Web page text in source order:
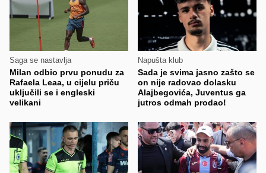
Saga se nastavlja
Milan odbio prvu ponudu za
Rafaela Leaa, u cijelu priču
uključili se i engleski
velikani
Napušta klub
Sada je svima jasno zašto se
on nije radovao dolasku
Alajbegovića, Juventus ga
jutros odmah prodao!